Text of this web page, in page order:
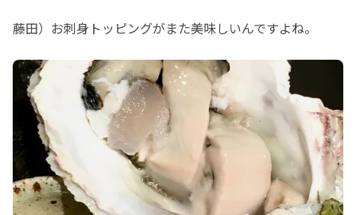
藤田）お刺身トッピングがまた美味しいんですよね。